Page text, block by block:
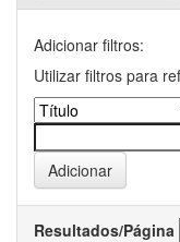
Adicionar filtros:
Utilizar filtros para
Resultados/Página